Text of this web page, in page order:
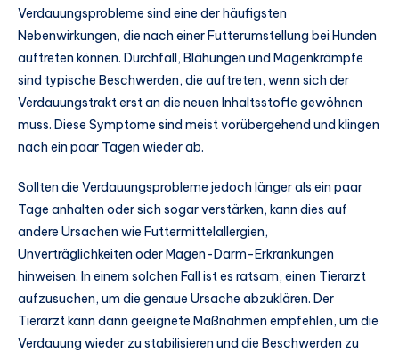
Verdauungsprobleme sind eine der häufigsten
Nebenwirkungen, die nach einer Futterumstellung bei Hunden
auftreten können. Durchfall, Blähungen und Magenkrämpfe
sind typische Beschwerden, die auftreten, wenn sich der
Verdauungstrakt erst an die neuen Inhaltsstoffe gewöhnen
muss. Diese Symptome sind meist vorübergehend und klingen
nach ein paar Tagen wieder ab.
Sollten die Verdauungsprobleme jedoch länger als ein paar
Tage anhalten oder sich sogar verstärken, kann dies auf
andere Ursachen wie Futtermittelallergien,
Unverträglichkeiten oder Magen-Darm-Erkrankungen
hinweisen. In einem solchen Fall ist es ratsam, einen Tierarzt
aufzusuchen, um die genaue Ursache abzuklären. Der
Tierarzt kann dann geeignete Maßnahmen empfehlen, um die
Verdauung wieder zu stabilisieren und die Beschwerden zu